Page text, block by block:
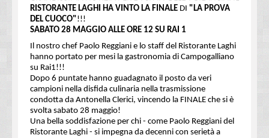
RISTORANTE LAGHI HA VINTO LA FINALE DI "LA PROVA
DEL CUOCO"!!!
SABATO 28 MAGGIO ALLE ORE 12 SU RAI 1
Il nostro chef Paolo Reggiani e lo staff del Ristorante Laghi
hanno portato per mesi la gastronomia di Campogalliano
su Rai1!!!
Dopo 6 puntate hanno guadagnato il posto da veri
campioni nella disfida culinaria nella trasmissione
condotta da Antonella Clerici, vincendo la FINALE che si è
svolta sabato 28 maggio!
Una bella soddisfazione per chi - come Paolo Reggiani del
Ristorante Laghi - si impegna da decenni con serietà a